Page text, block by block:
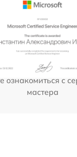
ознакомиться с
мастера